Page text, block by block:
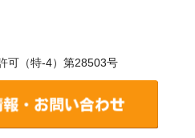
（特-4）第28503号